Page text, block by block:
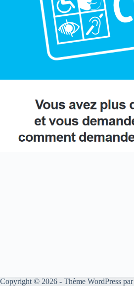
Copyright © 2026 - Thème WordPress par